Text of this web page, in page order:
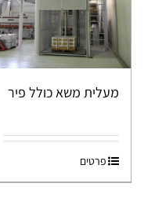
מעלית משא כולל פיר
פרטים